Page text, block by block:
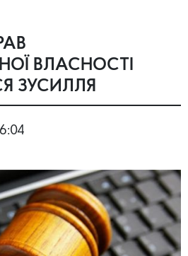
ВЛАСНОСТІ
ЗУСИЛЛЯ